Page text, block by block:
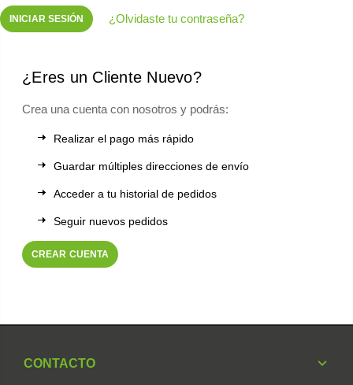
¿Olvidaste tu contraseña?
¿Eres un Cliente Nuevo?
Crea una cuenta con nosotros y podrás:
Realizar el pago más rápido
Guardar múltiples direcciones de envío
Acceder a tu historial de pedidos
Seguir nuevos pedidos
CREAR CUENTA
CONTACTO